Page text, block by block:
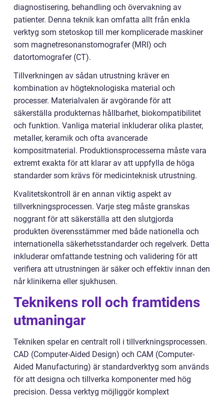
diagnostisering, behandling och övervakning av
patienter. Denna teknik kan omfatta allt från enkla
verktyg som stetoskop till mer komplicerade maskiner
som magnetresonanstomografer (MRI) och
datortomografer (CT).
Tillverkningen av sådan utrustning kräver en
kombination av högteknologiska material och
processer. Materialvalen är avgörande för att
säkerställa produkternas hållbarhet, biokompatibilitet
och funktion. Vanliga material inkluderar olika plaster,
metaller, keramik och ofta avancerade
kompositmaterial. Produktionsprocesserna måste vara
extremt exakta för att klarar av att uppfylla de höga
standarder som krävs för medicinteknisk utrustning.
Kvalitetskontroll är en annan viktig aspekt av
tillverkningsprocessen. Varje steg måste granskas
noggrant för att säkerställa att den slutgjorda
produkten överensstämmer med både nationella och
internationella säkerhetsstandarder och regelverk. Detta
inkluderar omfattande testning och validering för att
verifiera att utrustningen är säker och effektiv innan den
når klinikerna eller sjukhusen.
Teknikens roll och framtidens
utmaningar
Tekniken spelar en centralt roll i tillverkningsprocessen.
CAD (Computer-Aided Design) och CAM (Computer-
Aided Manufacturing) är standardverktyg som används
för att designa och tillverka komponenter med hög
precision. Dessa verktyg möjliggör komplext